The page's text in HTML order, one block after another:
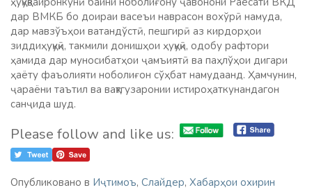
дар ВМКБ бо доираи васеъи наврасон вохўрӣ намуда,
дар мавзўъҳои ватандўстӣ, пешгирӣ аз кирдорҳои
зиддиҳуқуқӣ, такмили донишҳои ҳуқуқӣ, одобу рафтори
ҳамида дар муносибатҳои ҷамъиятӣ ва паҳлўҳои дигари
ҳаёту фаъолияти ноболиғон сўҳбат намудаанд. Ҳамчунин,
ҷараёни таътил ва вақтгузаронии истироҳаткунандагон
санҷида шуд.
Please follow and like us:
Опубликовано в Иҷтимоъ, Слайдер, Хабарҳои охирин